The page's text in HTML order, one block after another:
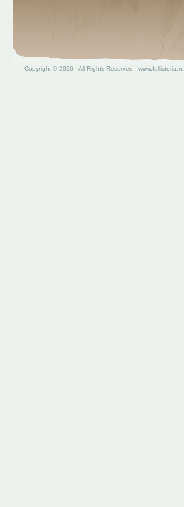
Copyright © 2026 - All Rights Reserved - www.fullistoria.ru